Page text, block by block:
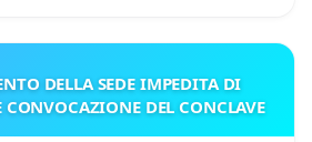
DELLA SEDE IMPEDITA DI
CONVOCAZIONE DEL CONCLAVE